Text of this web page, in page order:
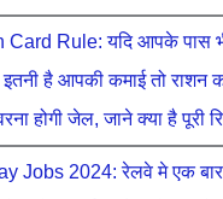
Card Rule: यदि आपके पास
इतनी है आपकी कमाई तो राशन
होगी जेल, जाने क्या है पूरी
Jobs 2024: रेलवे मे एक